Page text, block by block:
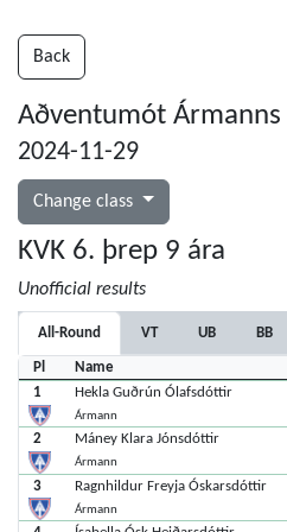
Back
Aðventumót Ármanns
2024-11-29
Change class
KVK 6. þrep 9 ára
Unofficial results
All-Round VT UB BB
Pl Name
1
Hekla Guðrún Ólafsdóttir
Ármann
2 Máney Klara Jónsdóttir
Ármann
3 Ragnhildur Freyja Óskarsdóttir
Ármann